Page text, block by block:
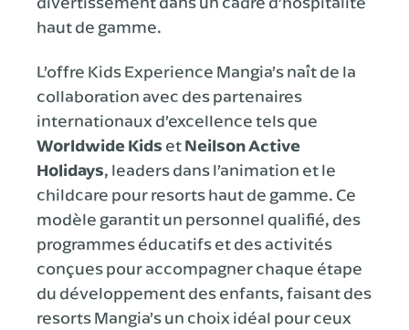
haut de gamme.
L’offre Kids Experience Mangia’s naît de la
collaboration avec des partenaires
internationaux d’excellence tels que
Worldwide Kids etNeilson Active
Holidays, leaders dans l’animation et le
childcare pour resorts haut de gamme. Ce
modèle garantit un personnel qualifié, des
programmes éducatifs et des activités
conçues pour accompagner chaque étape
du développement des enfants, faisant des
resorts Mangia’s un choix idéal pour ceux